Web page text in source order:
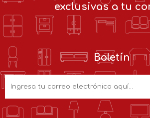
exclusivas a tu
Boletín